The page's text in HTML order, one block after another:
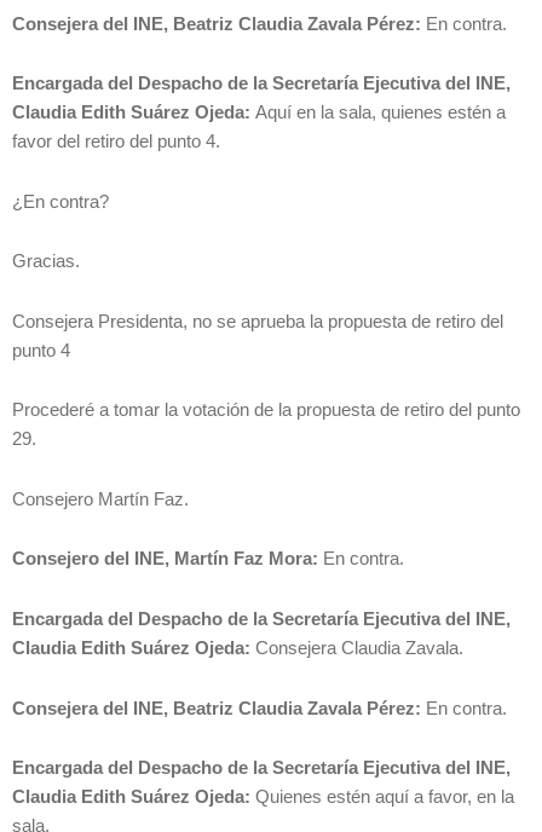
Consejera del INE, Beatriz Claudia Zavala Pérez: En contra.
Encargada del Despacho de la Secretaría Ejecutiva del INE,
Claudia Edith Suárez Ojeda: Aquí en la sala, quienes estén a
favor del retiro del punto 4.
¿En contra?
Gracias.
Consejera Presidenta, no se aprueba la propuesta de retiro del
punto 4
Procederé a tomar la votación de la propuesta de retiro del punto
29.
Consejero Martín Faz.
Consejero del INE, Martín Faz Mora: En contra.
Encargada del Despacho de la Secretaría Ejecutiva del INE,
Claudia Edith Suárez Ojeda: Consejera Claudia Zavala.
Consejera del INE, Beatriz Claudia Zavala Pérez: En contra.
Encargada del Despacho de la Secretaría Ejecutiva del INE,
Claudia Edith Suárez Ojeda: Quienes estén aquí a favor, en la
sala.